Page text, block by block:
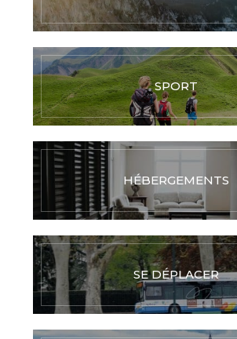
SPORT
HÉBERGEMENTS
SE DÉPLACER